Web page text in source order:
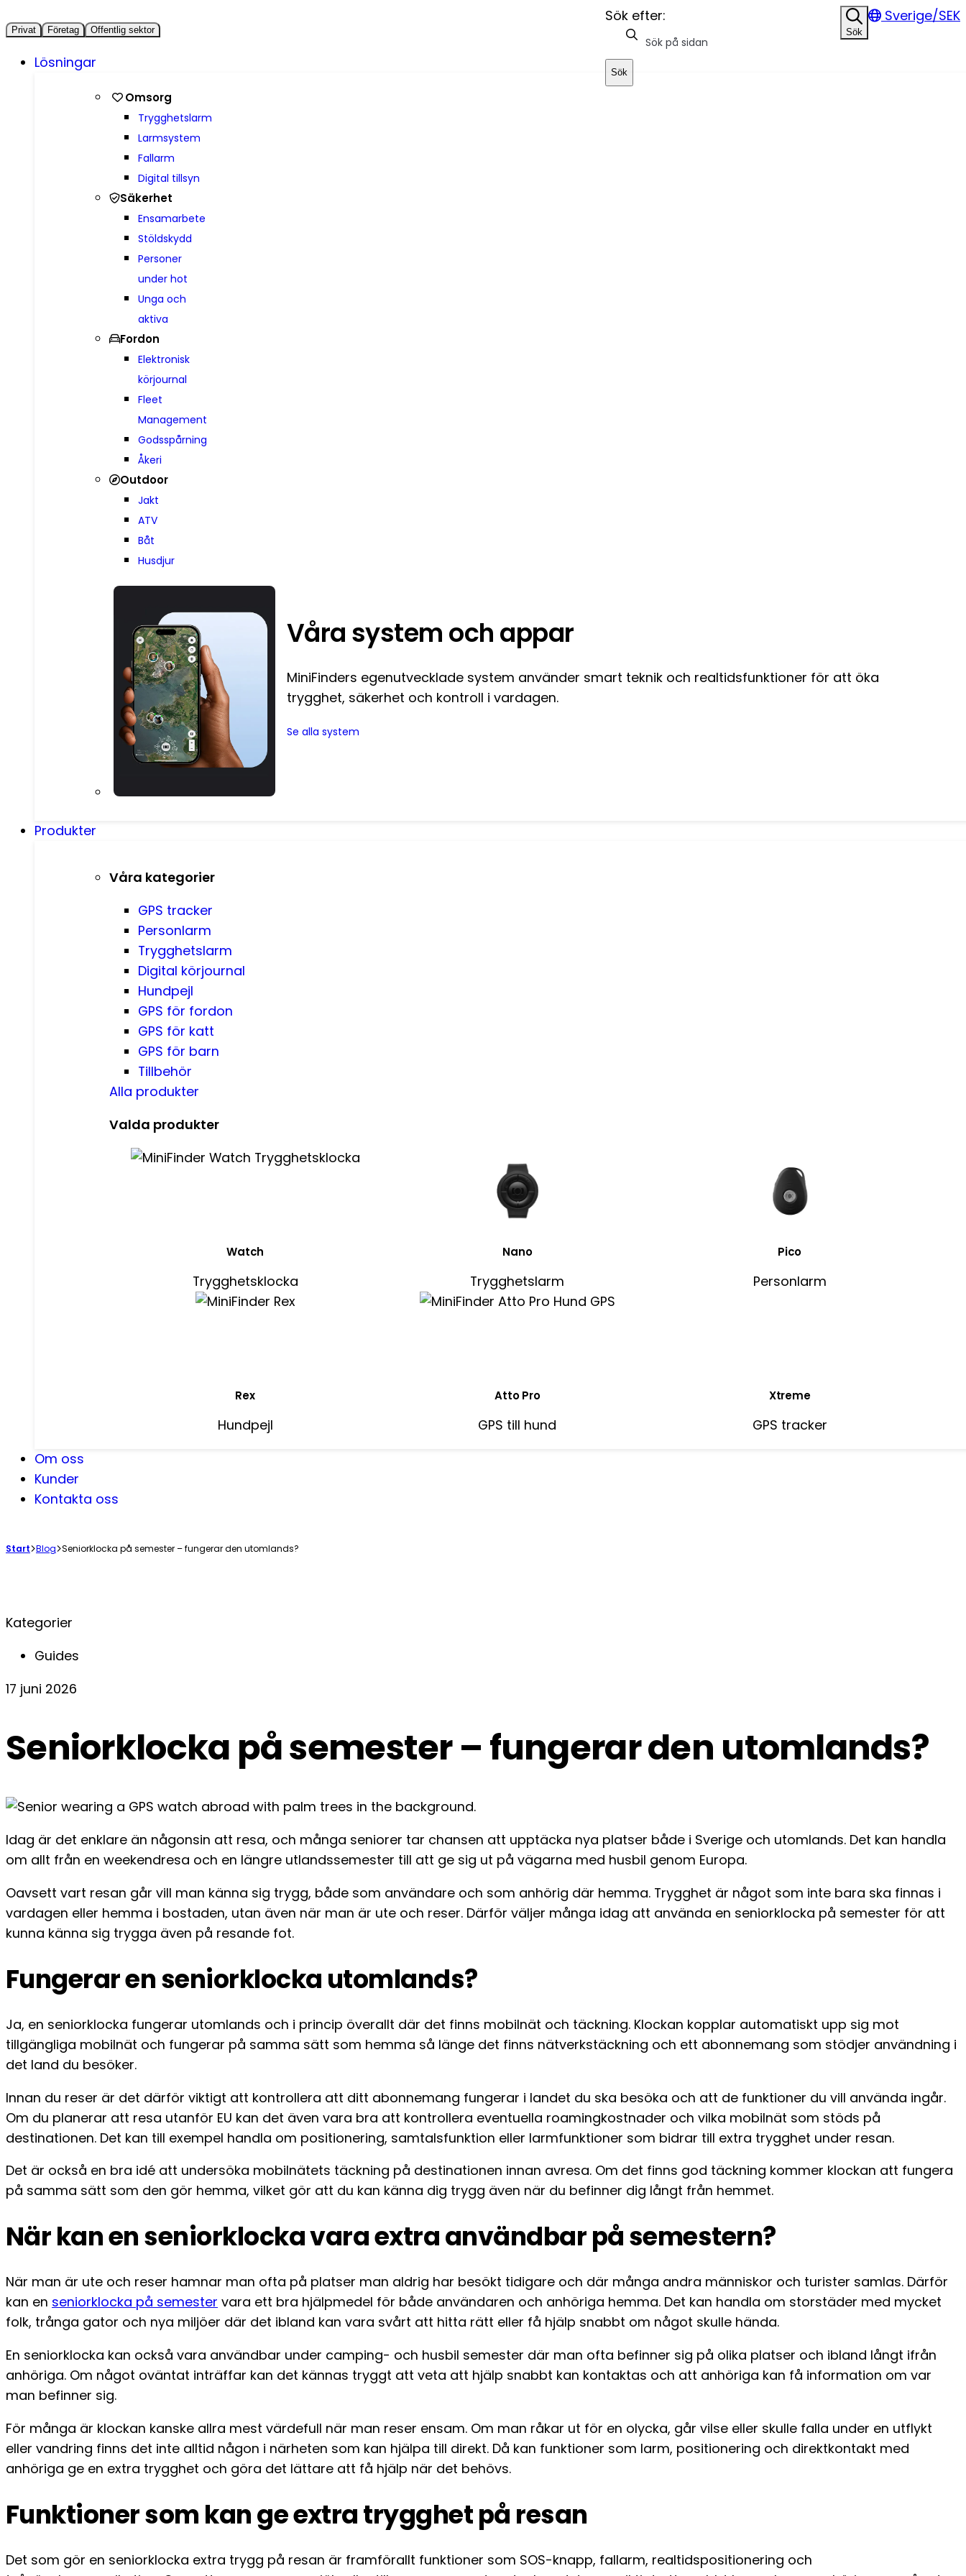
Privat Företag Offentlig sektor
Sök efter:
Sök
Sök
Sverige/SEK
Lösningar
Omsorg
Trygghetslarm
Larmsystem
Fallarm
Digital tillsyn
Säkerhet
Ensamarbete
Stöldskydd
Personer
under hot
Unga och
aktiva
Fordon
Elektronisk
körjournal
Fleet
Management
Godsspårning
Åkeri
Outdoor
Jakt
ATV
Båt
Husdjur
Våra system och appar
MiniFinders egenutvecklade system använder smart teknik och realtidsfunktioner för att öka
trygghet, säkerhet och kontroll i vardagen.
Se alla system
Produkter
Våra kategorier
GPS tracker
Personlarm
Trygghetslarm
Digital körjournal
Hundpejl
GPS för fordon
GPS för katt
GPS för barn
Tillbehör
Alla produkter
Valda produkter
Watch
Trygghetsklocka
Nano
Trygghetslarm
Pico
Personlarm
Rex
Hundpejl
Atto Pro
GPS till hund
Xtreme
GPS tracker
Om oss
Kunder
Kontakta oss
Start Blog Seniorklocka på semester – fungerar den utomlands?
Kategorier
Guides
17 juni 2026
Seniorklocka på semester – fungerar den utomlands?
Idag är det enklare än någonsin att resa, och många seniorer tar chansen att upptäcka nya platser både i Sverige och utomlands. Det kan handla
om allt från en weekendresa och en längre utlandssemester till att ge sig ut på vägarna med husbil genom Europa.
Oavsett vart resan går vill man känna sig trygg, både som användare och som anhörig där hemma. Trygghet är något som inte bara ska finnas i
vardagen eller hemma i bostaden, utan även när man är ute och reser. Därför väljer många idag att använda en seniorklocka på semester för att
kunna känna sig trygga även på resande fot.
Fungerar en seniorklocka utomlands?
Ja, en seniorklocka fungerar utomlands och i princip överallt där det finns mobilnät och täckning. Klockan kopplar automatiskt upp sig mot
tillgängliga mobilnät och fungerar på samma sätt som hemma så länge det finns nätverkstäckning och ett abonnemang som stödjer användning i
det land du besöker.
Innan du reser är det därför viktigt att kontrollera att ditt abonnemang fungerar i landet du ska besöka och att de funktioner du vill använda ingår.
Om du planerar att resa utanför EU kan det även vara bra att kontrollera eventuella roamingkostnader och vilka mobilnät som stöds på
destinationen. Det kan till exempel handla om positionering, samtalsfunktion eller larmfunktioner som bidrar till extra trygghet under resan.
Det är också en bra idé att undersöka mobilnätets täckning på destinationen innan avresa. Om det finns god täckning kommer klockan att fungera
på samma sätt som den gör hemma, vilket gör att du kan känna dig trygg även när du befinner dig långt från hemmet.
När kan en seniorklocka vara extra användbar på semestern?
När man är ute och reser hamnar man ofta på platser man aldrig har besökt tidigare och där många andra människor och turister samlas. Därför
kan en seniorklocka på semester vara ett bra hjälpmedel för både användaren och anhöriga hemma. Det kan handla om storstäder med mycket
folk, trånga gator och nya miljöer där det ibland kan vara svårt att hitta rätt eller få hjälp snabbt om något skulle hända.
En seniorklocka kan också vara användbar under camping- och husbil semester där man ofta befinner sig på olika platser och ibland långt ifrån
anhöriga. Om något oväntat inträffar kan det kännas tryggt att veta att hjälp snabbt kan kontaktas och att anhöriga kan få information om var
man befinner sig.
För många är klockan kanske allra mest värdefull när man reser ensam. Om man råkar ut för en olycka, går vilse eller skulle falla under en utflykt
eller vandring finns det inte alltid någon i närheten som kan hjälpa till direkt. Då kan funktioner som larm, positionering och direktkontakt med
anhöriga ge en extra trygghet och göra det lättare att få hjälp när det behövs.
Funktioner som kan ge extra trygghet på resan
Det som gör en seniorklocka extra trygg på resan är framförallt funktioner som SOS-knapp, fallarm, realtidspositionering och